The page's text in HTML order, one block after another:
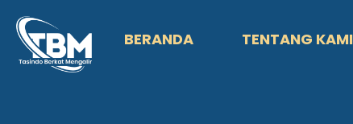
BERANDA TENTANG KAMI